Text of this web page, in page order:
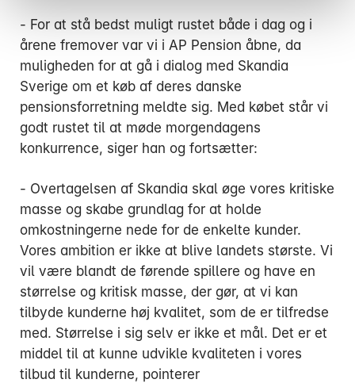
- For at stå bedst muligt rustet både i dag og i
årene fremover var vi i AP Pension åbne, da
muligheden for at gå i dialog med Skandia
Sverige om et køb af deres danske
pensionsforretning meldte sig. Med købet står vi
godt rustet til at møde morgendagens
konkurrence, siger han og fortsætter:
- Overtagelsen af Skandia skal øge vores kritiske
masse og skabe grundlag for at holde
omkostningerne nede for de enkelte kunder.
Vores ambition er ikke at blive landets største. Vi
vil være blandt de førende spillere og have en
størrelse og kritisk masse, der gør, at vi kan
tilbyde kunderne høj kvalitet, som de er tilfredse
med. Størrelse i sig selv er ikke et mål. Det er et
middel til at kunne udvikle kvaliteten i vores
tilbud til kunderne, pointerer